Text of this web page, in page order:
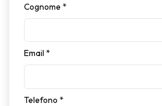
Cognome *
Email *
Telefono *